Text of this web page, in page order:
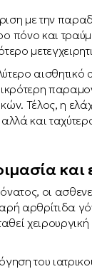
με την
πόνο και
αισθητικό
Τέλος, η
αλλά και
και
οι
αρθρίτιδα
του